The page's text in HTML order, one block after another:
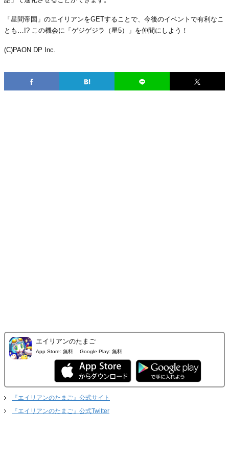
「星間帝国」のエイリアンをGETすることで、今後のイベントで有利なこ
とも…!? この機会に「ゲジゲジラ（星5）」を仲間にしよう！
(C)PAON DP Inc.
エイリアンのたまご
App Store: 無料 Google Play: 無料
『エイリアンのたまご』公式サイト
『エイリアンのたまご』公式Twitter